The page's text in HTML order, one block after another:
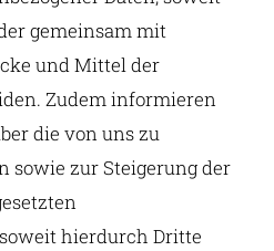
gemeinsam mit
und Mittel der
Zudem informieren
die von uns zu
sowie zur Steigerung der
hierdurch Dritte